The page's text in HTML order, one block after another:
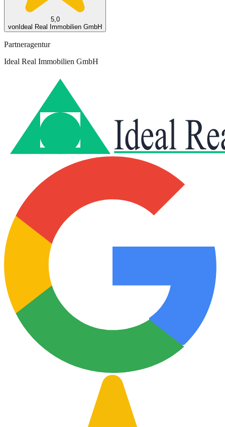
5,0
von Ideal Real Immobilien GmbH
Partneragentur
Ideal Real Immobilien GmbH